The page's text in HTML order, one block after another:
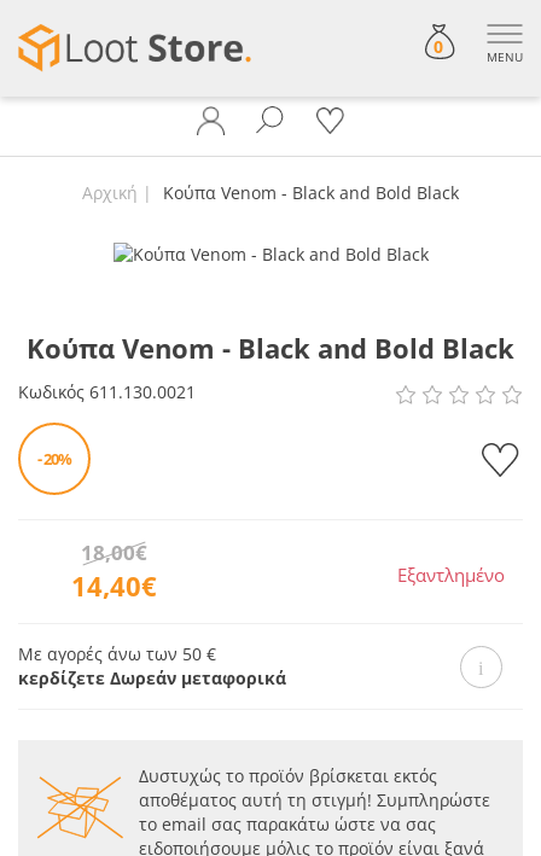
0 MENU
Αρχική Κούπα Venom - Black and Bold Black
Κούπα Venom - Black and Bold Black
Κωδικός 611.130.0021
- 20%
14,40€
18,00€
Εξαντλημένο
Με αγορές άνω των 50 €
κερδίζετε Δωρεάν μεταφορικά
Δυστυχώς το προϊόν βρίσκεται εκτός
αποθέματος αυτή τη στιγμή! Συμπληρώστε
το email σας παρακάτω ώστε να σας
ειδοποιήσουμε μόλις το προϊόν είναι ξανά